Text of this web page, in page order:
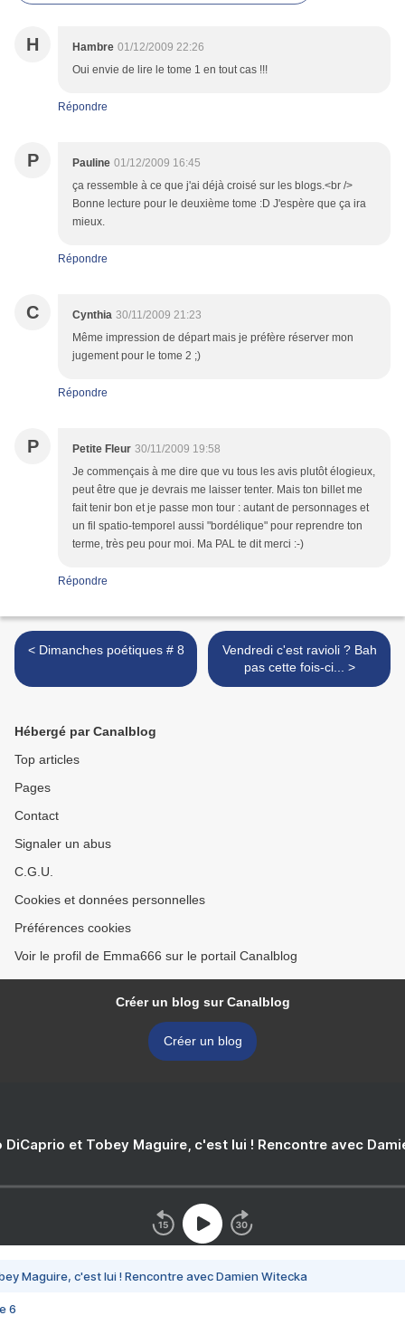
H Hambre 01/12/2009 22:26
Oui envie de lire le tome 1 en tout cas !!!
Répondre
P Pauline 01/12/2009 16:45
ça ressemble à ce que j'ai déjà croisé sur les blogs.<br />
Bonne lecture pour le deuxième tome :D J'espère que ça ira
mieux.
Répondre
C Cynthia 30/11/2009 21:23
Même impression de départ mais je préfère réserver mon
jugement pour le tome 2 ;)
Répondre
P Petite Fleur 30/11/2009 19:58
Je commençais à me dire que vu tous les avis plutôt élogieux,
peut être que je devrais me laisser tenter. Mais ton billet me
fait tenir bon et je passe mon tour : autant de personnages et
un fil spatio-temporel aussi "bordélique" pour reprendre ton
terme, très peu pour moi. Ma PAL te dit merci :-)
Répondre
< Dimanches poétiques # 8
Vendredi c'est ravioli ? Bah
pas cette fois-ci... >
Hébergé par Canalblog
Top articles
Pages
Contact
Signaler un abus
C.G.U.
Cookies et données personnelles
Préférences cookies
Voir le profil de Emma666 sur le portail Canalblog
Créer un blog sur Canalblog
Créer un blog
DiCaprio et Tobey Maguire, c'est lui ! Rencontre avec
Maguire, c'est lui ! Rencontre avec Damien Witecka
6